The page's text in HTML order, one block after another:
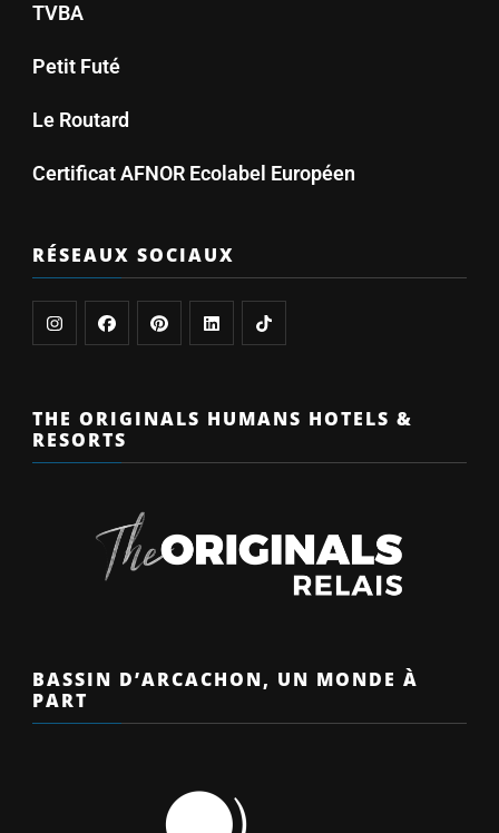
TVBA
Petit Futé
Le Routard
Certificat AFNOR Ecolabel Européen
RÉSEAUX SOCIAUX
THE ORIGINALS HUMANS HOTELS &
RESORTS
BASSIN D’ARCACHON, UN MONDE À
PART